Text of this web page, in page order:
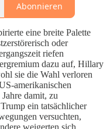
Abonnieren
eine breite Palette
oder
riefen
dazu auf, Hillary
sie die Wahl verloren
amerikanischen
damit, zu
ein tatsächlicher
versuchten,
weigerten sich